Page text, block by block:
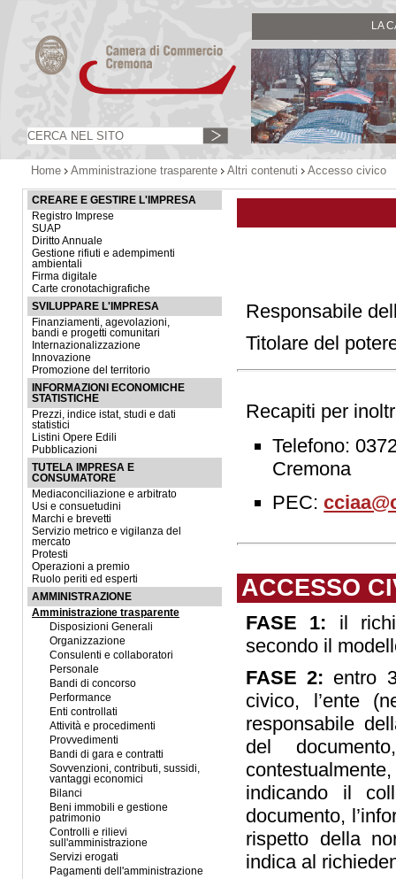
LA
Home Amministrazione trasparente Altri contenuti Accesso civico
CREARE E GESTIRE L'IMPRESA
Registro Imprese
SUAP
Diritto Annuale
Gestione rifiuti e adempimenti
ambientali
Firma digitale
Carte cronotachigrafiche
SVILUPPARE L'IMPRESA
Finanziamenti, agevolazioni,
bandi e progetti comunitari
Internazionalizzazione
Innovazione
Promozione del territorio
INFORMAZIONI ECONOMICHE
STATISTICHE
Prezzi, indice istat, studi e dati
statistici
Listini Opere Edili
Pubblicazioni
TUTELA IMPRESA E
CONSUMATORE
Mediaconciliazione e arbitrato
Usi e consuetudini
Marchi e brevetti
Servizio metrico e vigilanza del
mercato
Protesti
Operazioni a premio
Ruolo periti ed esperti
AMMINISTRAZIONE
Amministrazione trasparente
Disposizioni Generali
Organizzazione
Consulenti e collaboratori
Personale
Bandi di concorso
Performance
Enti controllati
Attività e procedimenti
Provvedimenti
Bandi di gara e contratti
Sovvenzioni, contributi, sussidi,
vantaggi economici
Bilanci
Beni immobili e gestione
patrimonio
Controlli e rilievi
sull'amministrazione
Servizi erogati
Pagamenti dell'amministrazione
Responsabile
Titolare del
Recapiti per
Telefono:
Cremona
PEC:
ACCESSO
FASE 1: il
secondo il
FASE 2: entro
civico, l’ente
responsabile
del
indicando il
documento,
rispetto della
indica al